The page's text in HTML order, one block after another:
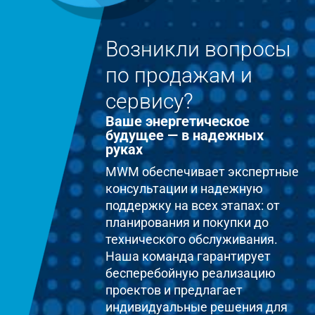
Возникли вопросы
по продажам и
сервису?
Ваше энергетическое
будущее — в надежных
руках
MWM обеспечивает экспертные
консультации и надежную
поддержку на всех этапах: от
планирования и покупки до
технического обслуживания.
Наша команда гарантирует
бесперебойную реализацию
проектов и предлагает
индивидуальные решения для